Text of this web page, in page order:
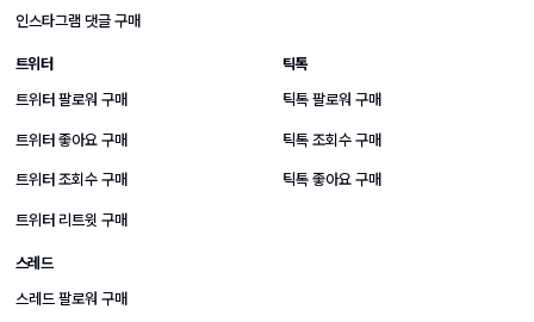
인스타그램 댓글 구매
트위터
트위터 팔로워 구매
트위터 좋아요 구매
트위터 조회수 구매
트위터 리트윗 구매
틱톡
틱톡 팔로워 구매
틱톡 조회수 구매
틱톡 좋아요 구매
스레드
스레드 팔로워 구매